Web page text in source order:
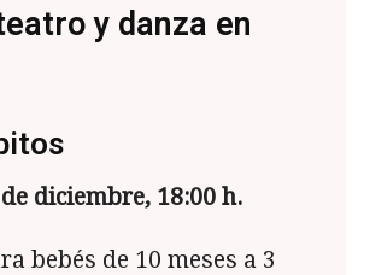
y danza en
diciembre, 18:00 h.
bebés de 10 meses a 3